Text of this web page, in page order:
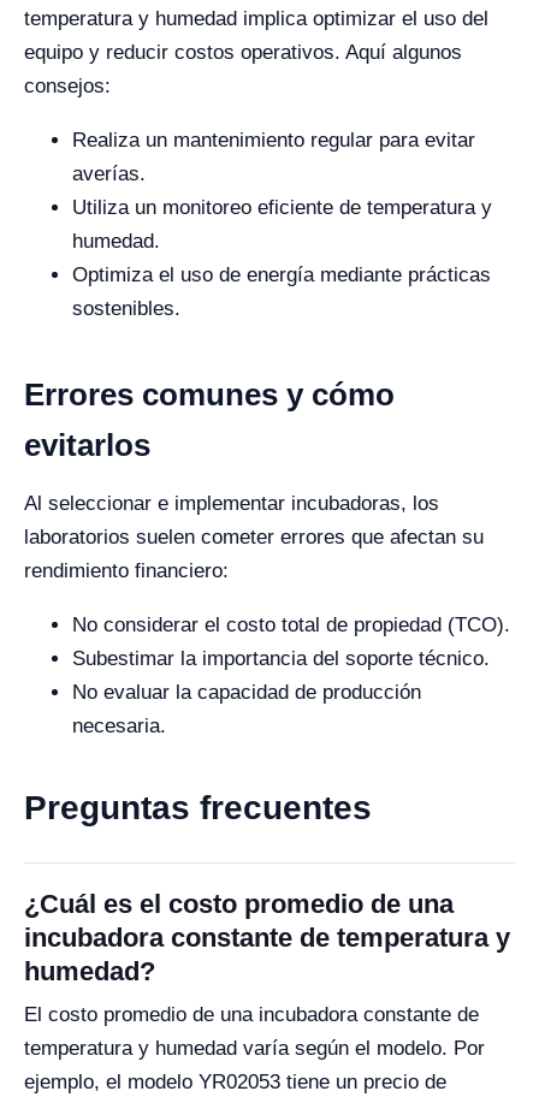
temperatura y humedad implica optimizar el uso del
equipo y reducir costos operativos. Aquí algunos
consejos:
Realiza un mantenimiento regular para evitar
averías.
Utiliza un monitoreo eficiente de temperatura y
humedad.
Optimiza el uso de energía mediante prácticas
sostenibles.
Errores comunes y cómo
evitarlos
Al seleccionar e implementar incubadoras, los
laboratorios suelen cometer errores que afectan su
rendimiento financiero:
No considerar el costo total de propiedad (TCO).
Subestimar la importancia del soporte técnico.
No evaluar la capacidad de producción
necesaria.
Preguntas frecuentes
¿Cuál es el costo promedio de una
incubadora constante de temperatura y
humedad?
El costo promedio de una incubadora constante de
temperatura y humedad varía según el modelo. Por
ejemplo, el modelo YR02053 tiene un precio de